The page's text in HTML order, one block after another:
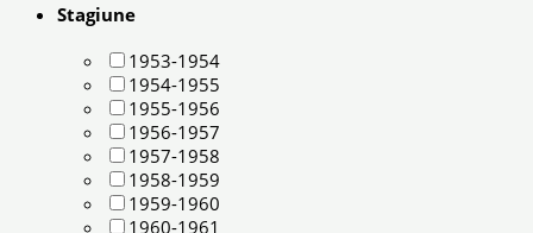
Stagiune
1953-1954
1954-1955
1955-1956
1956-1957
1957-1958
1958-1959
1959-1960
1960-1961